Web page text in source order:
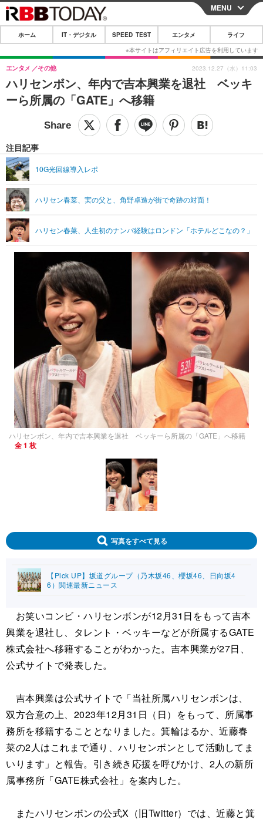
CLOSE
ホーム
IT・デジタル
IT・デジタルTOP スマートフォン
ショッピング その他
SPEED TEST
エンタメTOP 映画・ドラマ
グラビア ブログ
ショッピング その他
ライフTOP
リリース一覧
プッシュ通知の停止方法
MENU
ホーム IT・デジタル SPEED TEST エンタメ ライフ
ハリセンボン、年内で吉本興業を退社 ベッキ
ーら所属の「GATE」へ移籍
エンタメ その他
注目記事
10G光回線導入レポ
ハリセン春菜、実の父と、角野卓造が街で奇跡の対面！
ハリセン春菜、人生初のナンパ経験はロンドン「ホテルどこなの？」
2023.12.27（水）11:03
ハリセンボン、年内で吉本興業を退社 ベッキーら所属の「GATE」へ移籍
全 1 枚
写真をすべて見る
【Pick UP】坂道グループ（乃木坂46、櫻坂46、日向坂4
6）関連最新ニュース
お笑いコンビ・ハリセンボンが12月31日をもって吉本
興業を退社し、タレント・ベッキーなどが所属するGATE
株式会社へ移籍することがわかった。吉本興業が27日、
公式サイトで発表した。
吉本興業は公式サイトで「当社所属ハリセンボンは、
双方合意の上、2023年12月31日（日）をもって、所属事
務所を移籍することとなりました。箕輪はるか、近藤春
菜の2人はこれまで通り、ハリセンボンとして活動してま
いります」と報告。引き続き応援を呼びかけ、2人の新所
属事務所「GATE株式会社」を案内した。
またハリセンボンの公式X（旧Twitter）では、近藤と箕